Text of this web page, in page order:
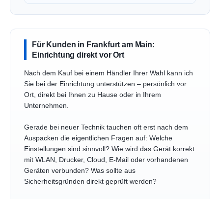
Für Kunden in Frankfurt am Main:
Einrichtung direkt vor Ort
Nach dem Kauf bei einem Händler Ihrer Wahl kann ich
Sie bei der Einrichtung unterstützen – persönlich vor
Ort, direkt bei Ihnen zu Hause oder in Ihrem
Unternehmen.
Gerade bei neuer Technik tauchen oft erst nach dem
Auspacken die eigentlichen Fragen auf: Welche
Einstellungen sind sinnvoll? Wie wird das Gerät korrekt
mit WLAN, Drucker, Cloud, E-Mail oder vorhandenen
Geräten verbunden? Was sollte aus
Sicherheitsgründen direkt geprüft werden?